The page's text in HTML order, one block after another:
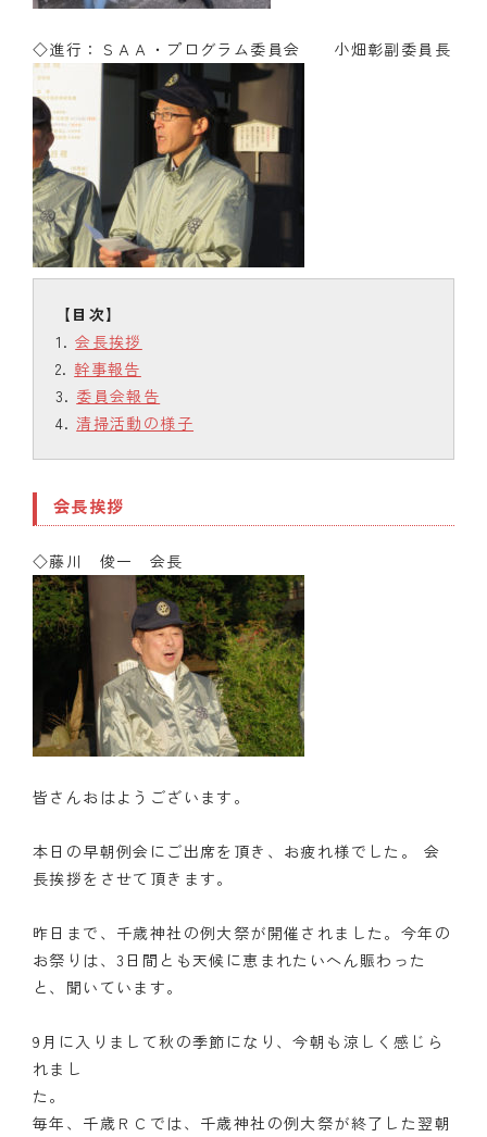
◇進行：ＳＡＡ・プログラム委員会 小畑彰副委員長
会長挨拶
幹事報告
委員会報告
清掃活動の様子
会長挨拶
◇藤川 俊一 会長
皆さんおはようございます。
本日の早朝例会にご出席を頂き、お疲れ様でした。 会
長挨拶をさせて頂きます。
昨日まで、千歳神社の例大祭が開催されました。今年の
お祭りは、3日間とも天候に恵まれたいへん賑わった
と、聞いています。
9月に入りまして秋の季節になり、今朝も涼しく感じら
れまし
毎年、千歳ＲＣでは、千歳神社の例大祭が終了した翌朝